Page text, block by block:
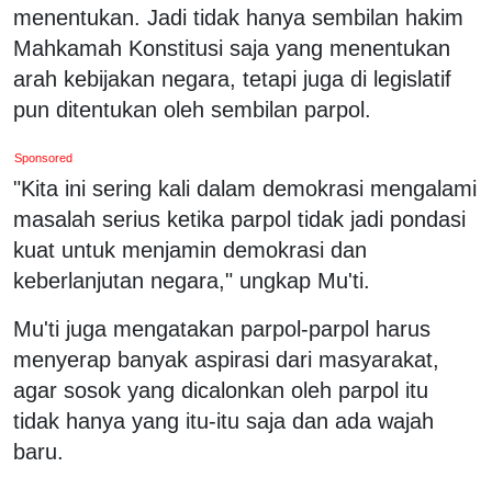
menentukan. Jadi tidak hanya sembilan hakim
Mahkamah Konstitusi saja yang menentukan
arah kebijakan negara, tetapi juga di legislatif
pun ditentukan oleh sembilan parpol.
Sponsored
"Kita ini sering kali dalam demokrasi mengalami
masalah serius ketika parpol tidak jadi pondasi
kuat untuk menjamin demokrasi dan
keberlanjutan negara," ungkap Mu'ti.
Mu'ti juga mengatakan parpol-parpol harus
menyerap banyak aspirasi dari masyarakat,
agar sosok yang dicalonkan oleh parpol itu
tidak hanya yang itu-itu saja dan ada wajah
baru.